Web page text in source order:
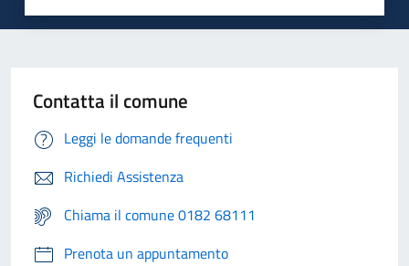
Contatta il comune
Leggi le domande frequenti
Richiedi Assistenza
Chiama il comune 0182 68111
Prenota un appuntamento